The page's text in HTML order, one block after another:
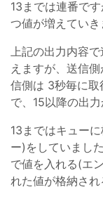
13までは連番で
つ値が増えていき
上記の出力内容
えますが、送信
信側は 3秒毎に
で、15以降の出
13まではキュー
ー)をしていまし
で値を入れる(エ
れた値が格納され